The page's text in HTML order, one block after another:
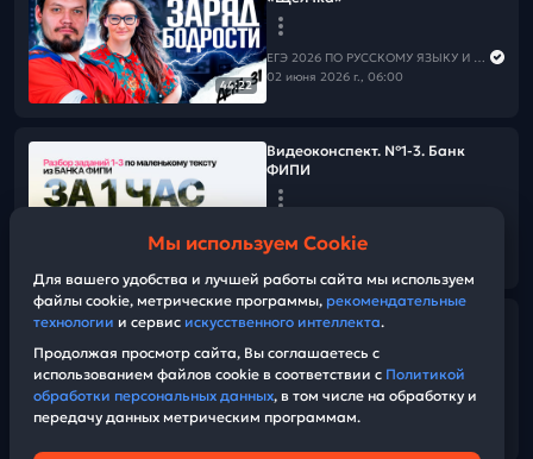
44:22
ЕГЭ 2026 ПО РУССКОМУ ЯЗЫКУ И МАТЕМАТИКЕ
02 июня 2026 г., 06:00
Видеоконспект. №1-3. Банк
ФИПИ
01 июня 2026 г., 14:45
29:22
Заряд бодрости на 30-ый день
ЕГЭ 2026 ПО РУССКОМУ ЯЗЫКУ И МАТЕМАТИКЕ
01 июня 2026 г., 06:00
Мы используем Cookie
Для вашего удобства и лучшей работы сайта мы используем
файлы cookie, метрические программы, рекомендательные
технологии и сервис искусственного интеллекта.
Продолжая просмотр сайта, Вы соглашаетесь с
использованием файлов cookie в соответствии с Политикой
обработки персональных данных, в том числе на обработку и
передачу данных метрическим программам.